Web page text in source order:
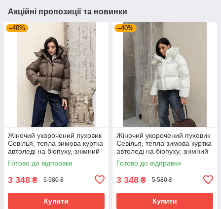
Акційні пропозиції та новинки
–40%
Жіночий укорочений пуховик
Севілья, тепла зимова куртка
автоледі на біопуху, знімний
капюшон 40–50 шоколад
Готово до відправки
3 348 ₴ 5 580 ₴
Купити
–40%
Жіночий укорочений пуховик
Севілья, тепла зимова куртка
автоледі на біопуху, знімний
капюшон 40–44 молочна
Готово до відправки
3 348 ₴ 5 580 ₴
Купити